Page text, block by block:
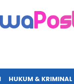
HUKUM & KRIMINAL